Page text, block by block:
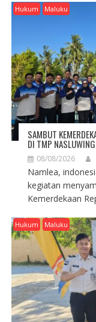
Hukum Maluku
SAMBUT
DI TMP NASLUWING
08/08/2026
Namlea,
kegiatan
Kemerdekaan
Hukum Maluku